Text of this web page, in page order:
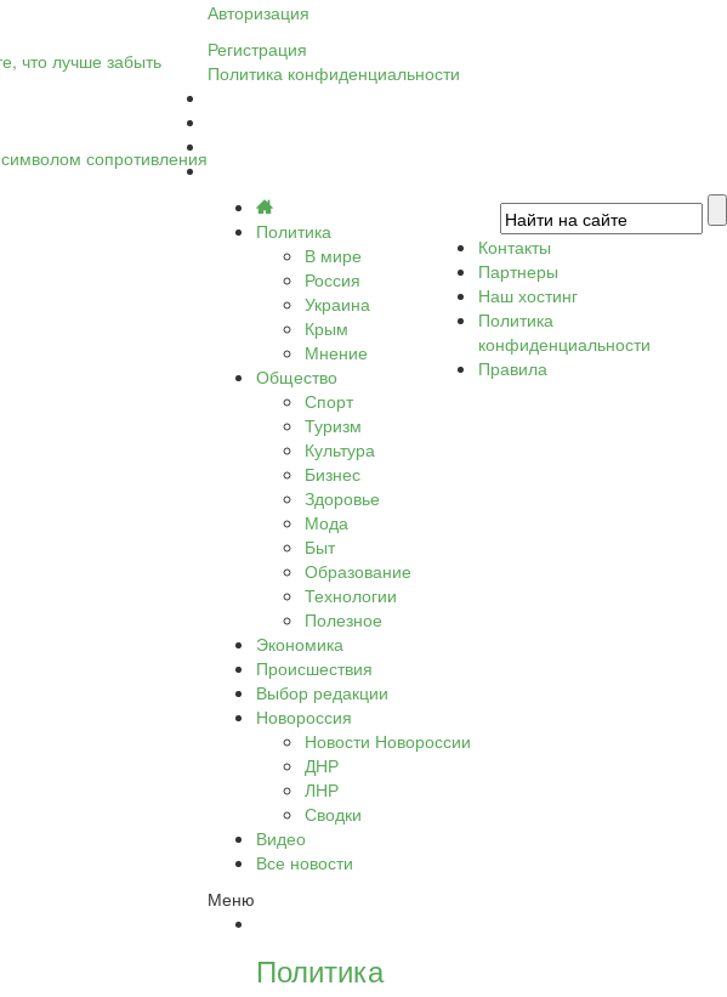
что лучше забыть
сопротивления
Авторизация
Регистрация
Политика конфиденциальности
Политика
В мире
Россия
Украина
Крым
Мнение
Общество
Спорт
Туризм
Культура
Бизнес
Здоровье
Мода
Быт
Образование
Технологии
Полезное
Экономика
Происшествия
Выбор редакции
Новороссия
Новости Новороссии
ДНР
ЛНР
Сводки
Видео
Все новости
Меню
Политика
Контакты
Партнеры
Наш хостинг
Политика
конфиденциальности
Правила